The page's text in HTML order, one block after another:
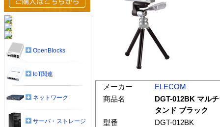
メーカー
ELECOM
商品名
DGT-012BK マル
タンド ブラック
型番
DGT-012BK
OpenBlocks
IoT関連
ネットワーク
サーバ・ストレージ